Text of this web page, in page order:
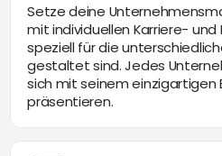
Setze deine
mit individuellen Karriere- und
speziell für die
gestaltet sind. Jedes
sich mit seinem einzigartigen
präsentieren.